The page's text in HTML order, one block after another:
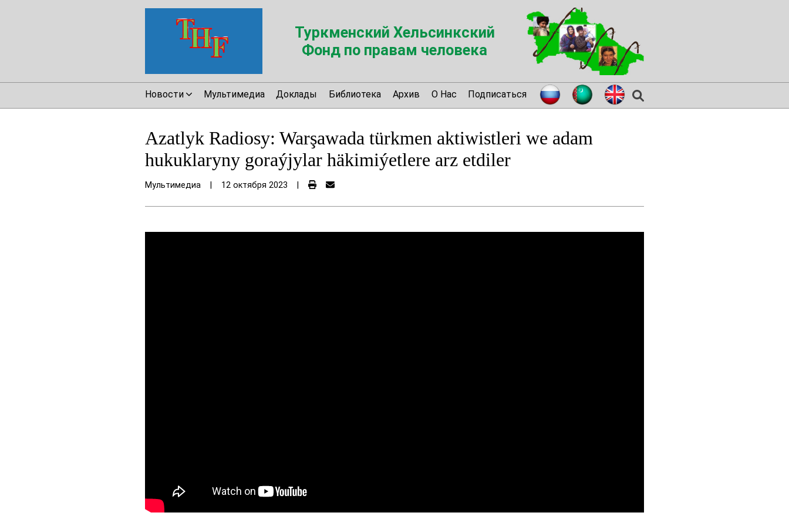
Туркменский Хельсинкский
Фонд по правам человека
Новости Мультимедиа Доклады Библиотека Архив О Нас Подписаться
Azatlyk Radiosy: Warşawada türkmen aktiwistleri we adam
hukuklaryny goraýjylar häkimiýetlere arz etdiler
Мультимедиа 12 октября 2023